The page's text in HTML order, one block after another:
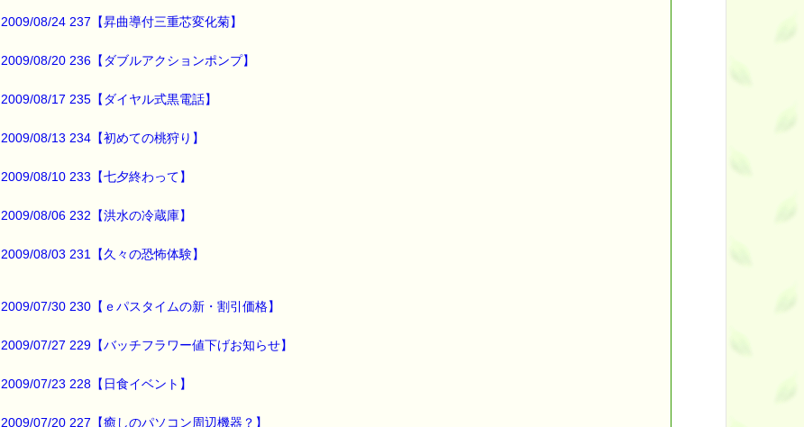
上の子が
下の子も
見る機会がないと思うと
最後まで読んでいただきありがとうございます。
お客様からのご投稿もお待ちしています。
★★★★★★★★★★★★★★★★★★★★★★★★★★★★★★★
有効期限 ：2009/12/14(月)まで
───────────────────────────────
2009/08/24 237【昇曲導付三重芯変化菊】
2009/08/20 236【ダブルアクションポンプ】
2009/08/17 235【ダイヤル式黒電話】
2009/08/13 234【初めての桃狩り】
2009/08/10 233【七夕終わって】
2009/08/06 232【洪水の冷蔵庫】
2009/08/03 231【久々の恐怖体験】
2009/07/30 230【ｅパスタイムの新・割引価格】
2009/07/27 229【バッチフラワー値下げお知らせ】
2009/07/23 228【日食イベント】
2009/07/20 227【癒しのパソコン周辺機器？】